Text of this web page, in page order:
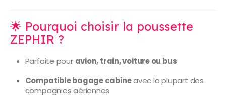
🌟 Pourquoi choisir la poussette
ZEPHIR ?
Parfaite pour avion, train, voiture ou bus
Compatible bagage cabineavec la plupart des
compagnies aériennes